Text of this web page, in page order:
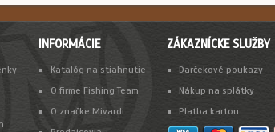
INFORMÁCIE
Katalóg na stiahnutie
O firme Fishing Team
O značke Mivardi
ZÁKAZNÍCKE SLUŽBY
Darčekové poukazy
Nákup na splátky
Platba kartou